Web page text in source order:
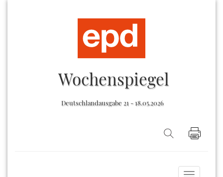
Wochenspiegel
Deutschlandausgabe 21 - 18.05.2026